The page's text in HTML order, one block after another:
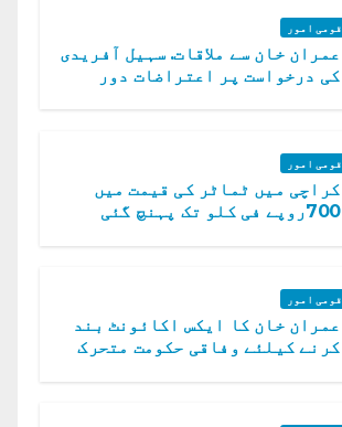
قومی امور
عمران خان سے ملاقات. سہیل آفریدی
کی درخواست پر اعتراضات دور
قومی امور
کراچی میں ٹماٹر کی قیمت میں
700روپے فی کلو تک پہنچ گئی
قومی امور
عمران خان کا ایکس اکائونٹ بند
کرنے کیلئے وفاقی حکومت متحرک